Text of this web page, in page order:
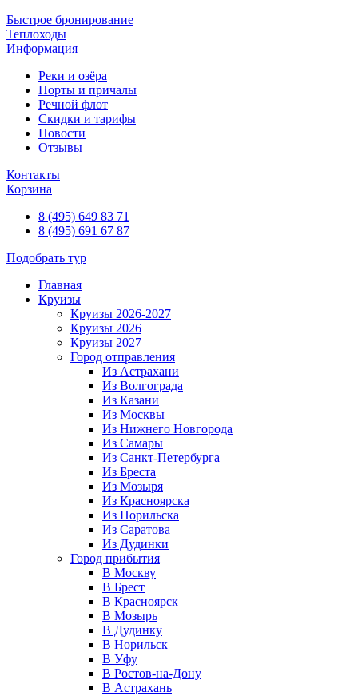
Быстрое бронирование
Теплоходы
Информация
Реки и озёра
Порты и причалы
Речной флот
Скидки и тарифы
Новости
Отзывы
Контакты
Корзина
8 (495) 649 83 71
8 (495) 691 67 87
Подобрать тур
Главная
Круизы
Круизы 2026-2027
Круизы 2026
Круизы 2027
Город отправления
Из Астрахани
Из Волгограда
Из Казани
Из Москвы
Из Нижнего Новгорода
Из Самары
Из Санкт-Петербурга
Из Бреста
Из Мозыря
Из Красноярска
Из Норильска
Из Саратова
Из Дудинки
Город прибытия
В Москву
В Брест
В Красноярск
В Мозырь
В Дудинку
В Норильск
В Уфу
В Ростов-на-Дону
В Астрахань